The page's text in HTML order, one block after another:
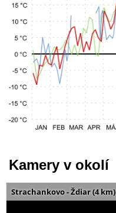
Kamery v okolí
Strachankovo - Ždiar (4 km)